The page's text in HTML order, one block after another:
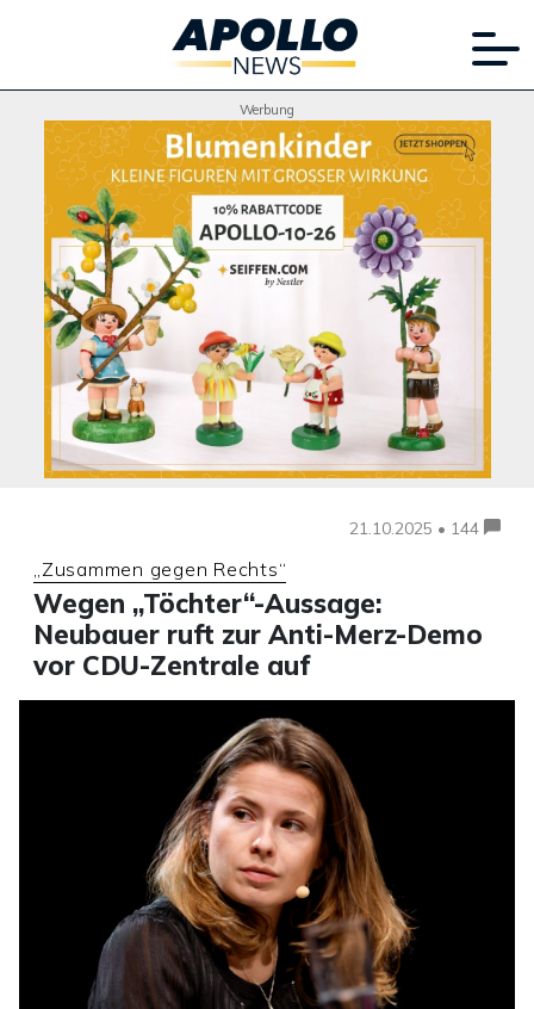
Werbung
21.10.2025 • 144
„Zusammen gegen Rechts“
Wegen „Töchter“-Aussage:
Neubauer ruft zur Anti-Merz-Demo
vor CDU-Zentrale auf